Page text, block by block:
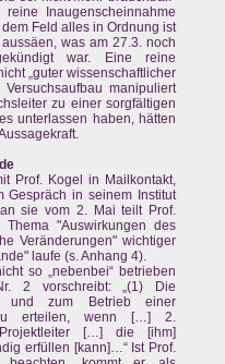
Inaugenscheinnahme
Feld alles in Ordnung ist
was am 27.3. noch
war. Eine reine
„guter wissenschaftlicher
manipuliert
zu einer sorgfältigen
unterlassen haben, hätten
Prof. Kogel in Mailkontakt,
in seinem Institut
sie vom 2. Mai teilt Prof.
"Auswirkungen des
Veränderungen" wichtiger
laufe (s. Anhang 4).
so „nebenbei“ betrieben
2 vorschreibt: „(1) Die
und zum Betrieb einer
erteilen, wenn […] 2.
[…] die [ihm]
erfüllen [kann]…“ Ist Prof.